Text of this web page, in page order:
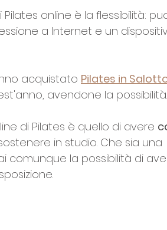
online è la flessibilità:
a Internet e un
acquistato Pilates in
avendone la possibilità.
di Pilates è quello di avere
in studio. Che sia una
comunque la possibilità di